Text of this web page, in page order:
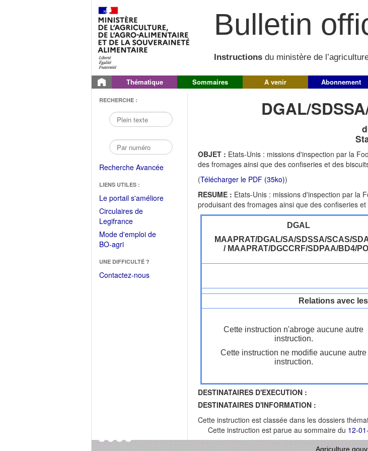
Bulletin
Instructions du ministère de
Thématique Sommaires A venir Abonnement
RECHERCHE :
Recherche Avancée
LIENS UTILES :
Le portail s'améliore(Fichier
Circulaires de
Legifrance(Ouvrir
dans
une
fenêtre)
Mode d'emploi de
BO-agri(Ouvrir
une
nouvelle
UNE DIFFICULTÉ ?
Contactez-nous
DGAL/
OBJET : Etats-Unis : missions d'inspection par la
des fromages ainsi que des confiseries et des
(Télécharger le PDF (35ko))
RESUME : Etats-Unis : missions d'inspection par la
produisant des fromages ainsi que des confiseries
DGAL
MAAPRAT/DGAL/SA/SDSSA/SCAS/
/ MAAPRAT/DGCCRF/SDPAA/BD4/
Relations avec
Cette instruction n'abroge aucune autre
instruction.
Cette instruction ne modifie aucune autre
instruction.
DESTINATAIRES D'EXECUTION :
DESTINATAIRES D'INFORMATION :
Cette instruction est classée dans les dossiers
Cette instruction est parue au sommaire du 12-